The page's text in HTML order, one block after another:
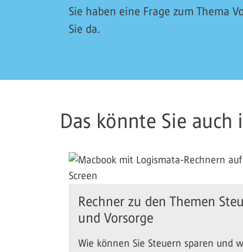
Sie haben eine Frage zum Thema
Sie da.
Das könnte Sie auch
Rechner zu den Themen
und Vorsorge
Wie können Sie Steuern sparen und